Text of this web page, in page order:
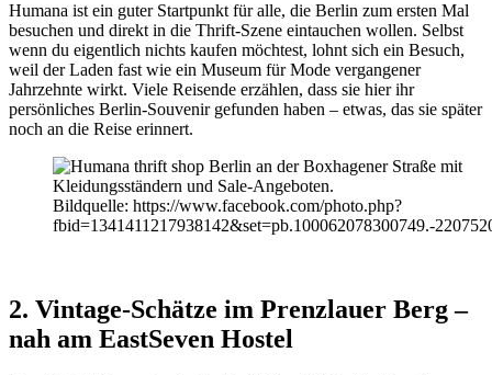
Humana ist ein guter Startpunkt für alle, die Berlin zum ersten Mal
besuchen und direkt in die Thrift-Szene eintauchen wollen. Selbst
wenn du eigentlich nichts kaufen möchtest, lohnt sich ein Besuch,
weil der Laden fast wie ein Museum für Mode vergangener
Jahrzehnte wirkt. Viele Reisende erzählen, dass sie hier ihr
persönliches Berlin-Souvenir gefunden haben – etwas, das sie später
noch an die Reise erinnert.
Bildquelle: https://www.facebook.com/photo.php?
fbid=1341411217938142&set=pb.100062078300749.-
2. Vintage-Schätze im Prenzlauer Berg –
nah am EastSeven Hostel